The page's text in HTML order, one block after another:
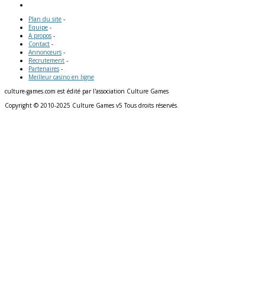
Plan du site -
Equipe -
A propos -
Contact -
Annonceurs -
Recrutement -
Partenaires -
Meilleur casino en ligne
culture-games.com est édité par l'association Culture Games
Copyright © 2010-2025 Culture Games v5 Tous droits réservés.